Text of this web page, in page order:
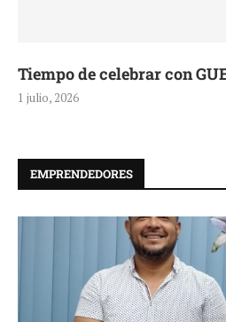
Tiempo de celebrar con
1 julio, 2026
EMPRENDEDORES